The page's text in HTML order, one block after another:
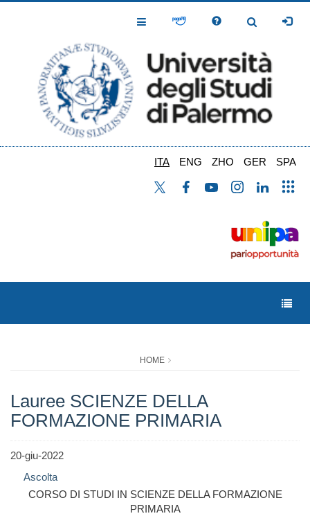
Toggle
Toggle
ITA ENG ZHO GER SPA
HOME
Lauree SCIENZE DELLA
FORMAZIONE PRIMARIA
20-giu-2022
Ascolta
CORSO DI STUDI IN SCIENZE DELLA FORMAZIONE
PRIMARIA